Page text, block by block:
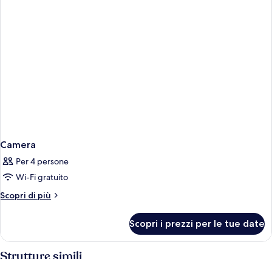
Camera
Per 4 persone
Wi-Fi gratuito
Scopri di più
Altri
Scopri i prezzi per le tue date